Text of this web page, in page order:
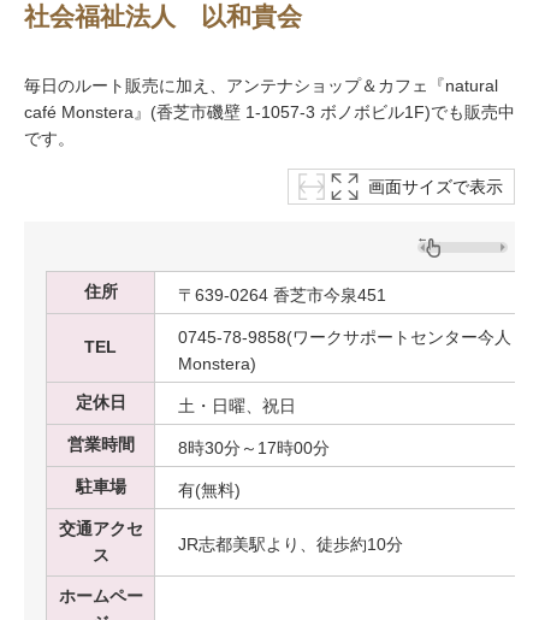
社会福祉法人 以和貴会
毎日のルート販売に加え、アンテナショップ＆カフェ『natural
café Monstera』(香芝市磯壁 1-1057-3 ボノボビル1F)でも販売中
です。
画面サイズで表示
住所 〒639-0264 香芝市今泉451
TEL
0745-78-9858(ワークサポートセンター今人
Monstera)
定休日
土・日曜、祝日
営業時間
8時30分～17時00分
駐車場
有(無料)
交通アクセ
ス
JR志都美駅より、徒歩約10分
ホームペー